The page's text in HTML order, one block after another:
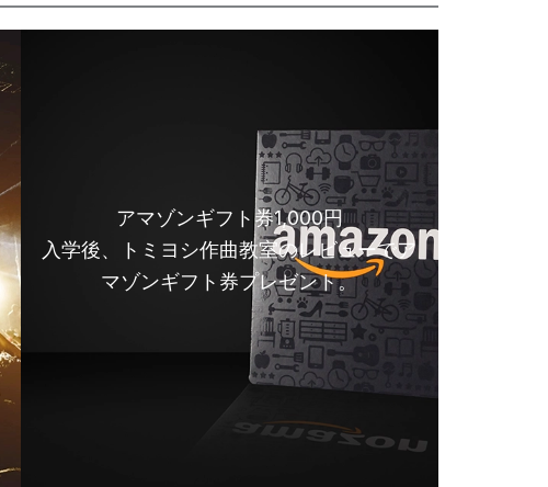
アマゾンギフト券1,000円
入学後、トミヨシ作曲教室のレビューでア
マゾンギフト券プレゼント。